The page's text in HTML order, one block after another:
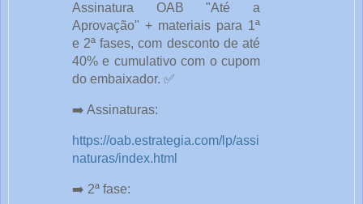
Assinatura OAB "Até a
Aprovação" + materiais para 1ª
e 2ª fases, com desconto de até
40% e cumulativo com o cupom
do embaixador. ✅
➡️ Assinaturas:
https://oab.estrategia.com/lp/assi
naturas/index.html
➡️ 2ª fase: